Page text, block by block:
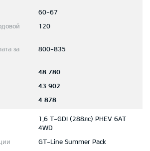
60-67
120
800-835
48 780
43 902
4 878
1,6 T-GDI (288лс) PHEV 6AT
4WD
GT-Line Summer Pack